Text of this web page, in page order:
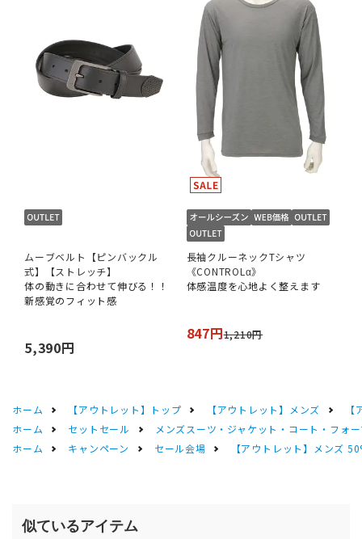
ムーブベルト【ピンバックル
式】【ストレッチ】
体の動きに合わせて伸びる！！
新感覚のフィット感
5,390円
長袖クルーネックTシャツ
《CONTROLα》
体感温度を心地よく整えます
847円1,210円
ホーム 【アウトレット】トップ 【アウトレット】メンズ
ホーム
セットセール
メンズスーツ・ジャケット・コート・フォ
ホーム
キャンペーン セール会場 【アウトレット】メンズ